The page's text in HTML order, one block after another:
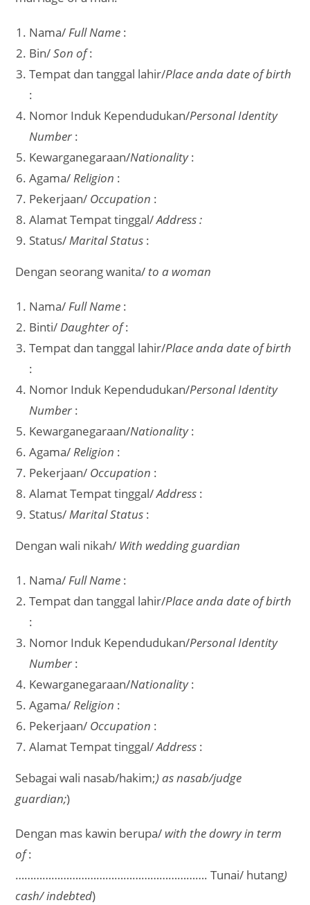
Nama/Full Name :
Bin/Son of:
Tempat dan tanggal lahir/Place anda date of birth
:
Nomor Induk Kependudukan/Personal Identity
Number :
Kewarganegaraan/Nationality:
Agama/Religion :
Pekerjaan/ Occupation :
Alamat Tempat tinggal/Address :
Status/Marital Status :
Dengan seorang wanita/ to a woman
Nama/Full Name :
Binti/Daughter of:
Tempat dan tanggal lahir/Place anda date of birth
:
Nomor Induk Kependudukan/Personal Identity
Number :
Kewarganegaraan/Nationality:
Agama/Religion :
Pekerjaan/ Occupation :
Alamat Tempat tinggal/Address :
Status/Marital Status :
Dengan wali nikah/ With wedding guardian
Nama/Full Name :
Tempat dan tanggal lahir/Place anda date of birth
:
Nomor Induk Kependudukan/Personal Identity
Number :
Kewarganegaraan/Nationality:
Agama/Religion :
Pekerjaan/ Occupation :
Alamat Tempat tinggal/Address :
Sebagai wali nasab/hakim;) as nasab/judge
guardian;)
Dengan mas kawin berupa/ with the dowry in term
of:
………………………………………………………. Tunai/ hutang)
cash/ indebted)